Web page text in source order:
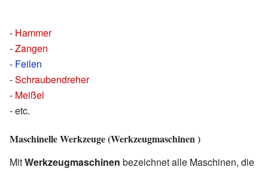
- Hammer
-Zangen
- Feilen
-Schraubendreher
- Meißel
- etc.
Maschinelle Werkzeuge (Werkzeugmaschinen )
MitWerkzeugmaschinen bezeichnet alle Maschinen, die